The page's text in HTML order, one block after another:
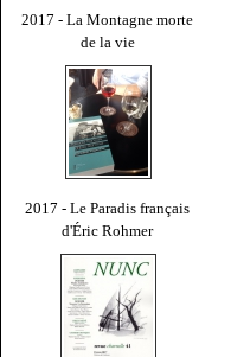
2017 - La Montagne morte
de la vie
2017 - Le Paradis français
d'Éric Rohmer